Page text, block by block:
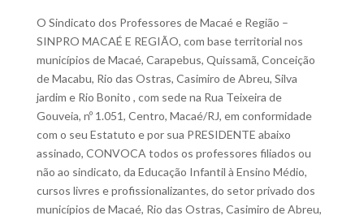
O Sindicato dos Professores de Macaé e Região –
SINPRO MACAÉ E REGIÃO, com base territorial nos
municípios de Macaé, Carapebus, Quissamã, Conceição
de Macabu, Rio das Ostras, Casimiro de Abreu, Silva
jardim e Rio Bonito , com sede na Rua Teixeira de
Gouveia, nº 1.051, Centro, Macaé/RJ, em conformidade
com o seu Estatuto e por sua PRESIDENTE abaixo
assinado, CONVOCA todos os professores filiados ou
não ao sindicato, da Educação Infantil à Ensino Médio,
cursos livres e profissionalizantes, do setor privado dos
municípios de Macaé, Rio das Ostras, Casimiro de Abreu,